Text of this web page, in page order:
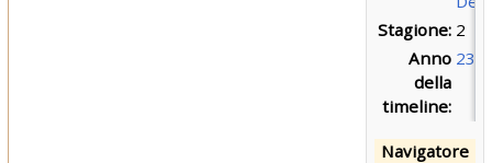
Stagione: 2
Anno
della
timeline:
Navigatore